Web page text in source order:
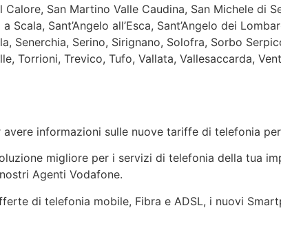
San Martino Valle Caudina, San Michele di
Scala, Sant’Angelo all’Esca, Sant’Angelo dei
Senerchia, Serino, Sirignano, Solofra, Sorbo
Torrioni, Trevico, Tufo, Vallata, Vallesaccarda,
informazioni sulle nuove tariffe di telefonia
migliore per i servizi di telefonia della tua
Agenti Vodafone.
di telefonia mobile, Fibra e ADSL, i nuovi